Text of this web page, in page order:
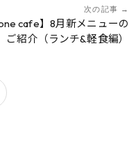
次の記事
cafe】8月新メニューの
ご紹介（ランチ&軽食編）